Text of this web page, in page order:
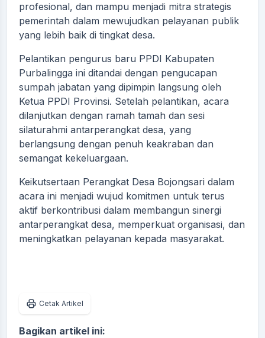
profesional, dan mampu menjadi mitra strategis
pemerintah dalam mewujudkan pelayanan publik
yang lebih baik di tingkat desa.
Pelantikan pengurus baru PPDI Kabupaten
Purbalingga ini ditandai dengan pengucapan
sumpah jabatan yang dipimpin langsung oleh
Ketua PPDI Provinsi. Setelah pelantikan, acara
dilanjutkan dengan ramah tamah dan sesi
silaturahmi antarperangkat desa, yang
berlangsung dengan penuh keakraban dan
semangat kekeluargaan.
Keikutsertaan Perangkat Desa Bojongsari dalam
acara ini menjadi wujud komitmen untuk terus
aktif berkontribusi dalam membangun sinergi
antarperangkat desa, memperkuat organisasi, dan
meningkatkan pelayanan kepada masyarakat.
Cetak Artikel
Bagikan artikel ini: